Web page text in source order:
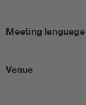
Meeting language
Venue